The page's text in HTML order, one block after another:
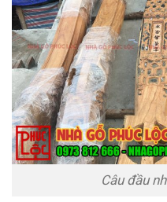
Câu đầu